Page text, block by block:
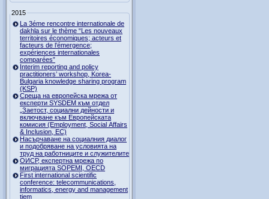
2015
La 3éme rencontre internationale de
dakhla sur le thème “Les nouveaux
territoires économiques; acteurs et
facteurs de l’émergence;
expériences internationales
comparées”
Interim reporting and policy
practitioners’ workshop, Korea-
Bulgaria knowledge sharing program
(KSP)
Среща на европейска мрежа от
експерти SYSDEM към отдел
„Заетост, социални дейности и
включване към Европейската
комисия (Employment, Social Affairs
& Inclusion, ЕС)
Насърчаване на социалния диалог
и подобряване на условията на
труд на работниците и служителите
ОИСР, експертна мрежа по
миграцията SOPEMI, OECD
First international scientific
conference: telecommunications,
informatics, energy and management
tiem